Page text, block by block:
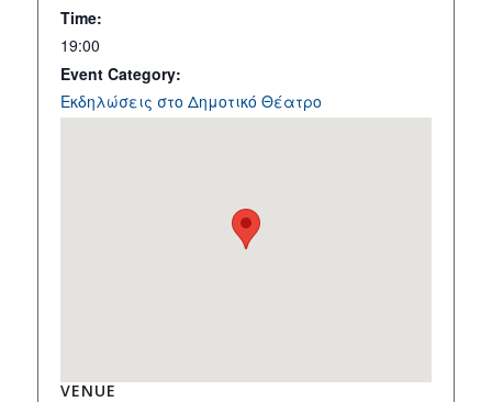
Time:
19:00
Event Category:
Εκδηλώσεις στο Δημοτικό Θέατρο
VENUE